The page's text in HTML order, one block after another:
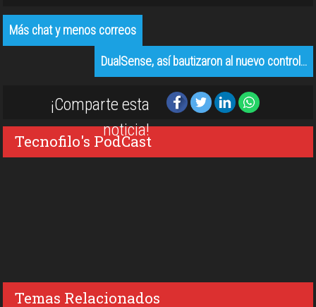
Más chat y menos correos
DualSense, así bautizaron al nuevo control…
¡Comparte esta
noticia!
Tecnofilo's PodCast
Temas Relacionados